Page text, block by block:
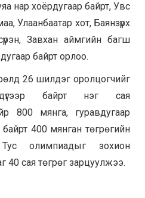
нар хоёрдугаар байрт, Увс
Улаанбаатар хот, Баянзүрх
Завхан аймгийн багш
байрт орлоо.
26 шилдэг оролцогчийг
байрт нэг сая
800 мянга, гуравдугаар
400 мянган төгрөгийн
олимпиадыг зохион
40 сая төгрөг зарцуулжээ.